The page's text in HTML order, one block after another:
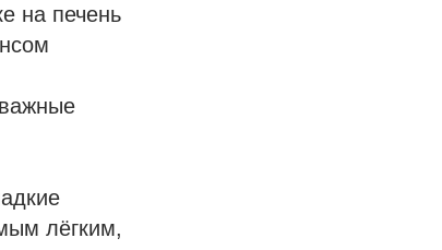
на печень
лёгким,